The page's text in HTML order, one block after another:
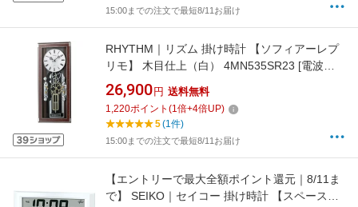
15:00までの注文で最短8/11お届け
RHYTHM｜リズム 掛け時計 【ソフィアーレプ
リモ】 木目仕上（白） 4MN535SR23 [電波自
動受信機能有][4MN535SR23]
26,900 円 送料無料
1,220ポイント (1倍+4倍UP)
5(1件)
15:00までの注文で最短8/11お届け
【エントリーで最大全額ポイント還元｜8/11ま
で】 SEIKO｜セイコー 掛け時計 【スペースリ